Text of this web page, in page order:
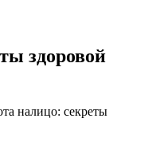
здоровой
налицо: секреты